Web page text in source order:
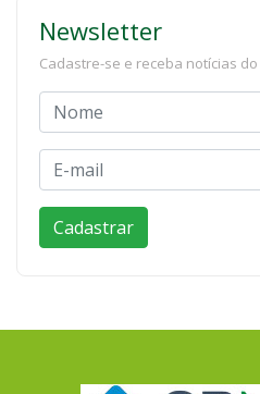
Newsletter
Cadastre-se e receba notícias do